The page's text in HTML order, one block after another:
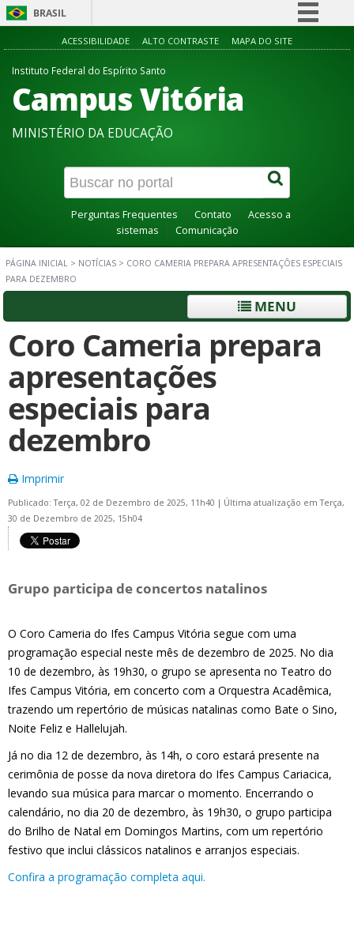
BRASIL
Simplifique!
Acesso à informação
Canais
ACESSIBILIDADE ALTO CONTRASTE MAPA DO SITE
Instituto Federal do Espírito Santo
Campus Vitória
MINISTÉRIO DA EDUCAÇÃO
Perguntas Frequentes Contato
Acesso a
sistemas
Comunicação
PÁGINA INICIAL > NOTÍCIAS > CORO CAMERIA PREPARA APRESENTAÇÕES ESPECIAIS
PARA DEZEMBRO
MENU
Coro Cameria prepara
apresentações
especiais para
dezembro
Imprimir
Publicado: Terça, 02 de Dezembro de 2025, 11h40 | Última atualização em Terça,
30 de Dezembro de 2025, 15h04
Grupo participa de concertos natalinos
O Coro Cameria do Ifes Campus Vitória segue com uma
programação especial neste mês de dezembro de 2025. No dia
10 de dezembro, às 19h30, o grupo se apresenta no Teatro do
Ifes Campus Vitória, em concerto com a Orquestra Acadêmica,
trazendo um repertório de músicas natalinas como Bate o Sino,
Noite Feliz e Hallelujah.
Já no dia 12 de dezembro, às 14h, o coro estará presente na
cerimônia de posse da nova diretora do Ifes Campus Cariacica,
levando sua música para marcar o momento. Encerrando o
calendário, no dia 20 de dezembro, às 19h30, o grupo participa
do Brilho de Natal em Domingos Martins, com um repertório
festivo que inclui clássicos natalinos e arranjos especiais.
Confira a programação completa aqui.